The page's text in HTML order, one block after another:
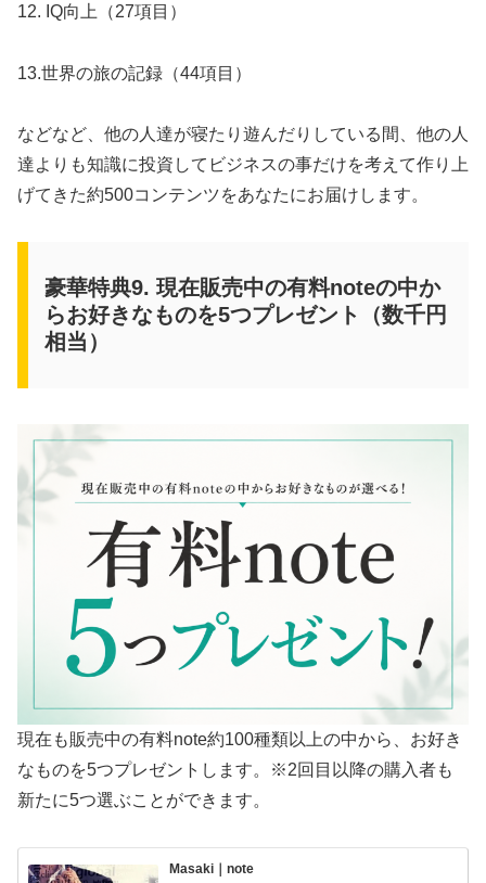
12. IQ向上（27項目）
13.世界の旅の記録（44項目）
などなど、他の人達が寝たり遊んだりしている間、他の人
達よりも知識に投資してビジネスの事だけを考えて作り上
げてきた約500コンテンツをあなたにお届けします。
豪華特典9. 現在販売中の有料noteの中か
らお好きなものを5つプレゼント（数千円
相当）
現在も販売中の有料note約100種類以上の中から、お好き
なものを5つプレゼントします。※2回目以降の購入者も
新たに5つ選ぶことができます。
Masaki｜note